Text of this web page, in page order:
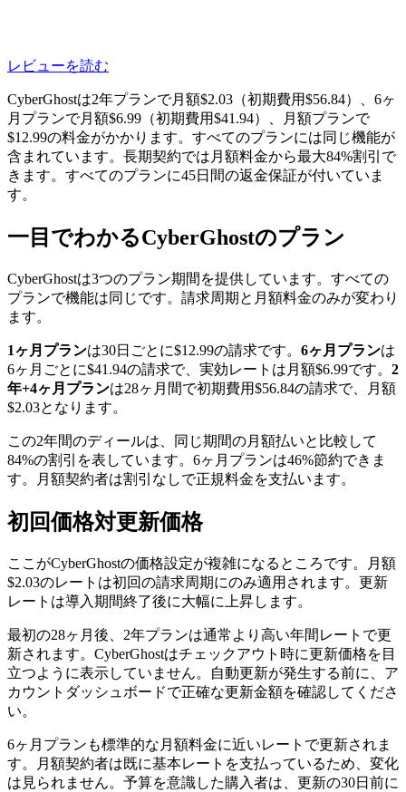
レビューを読む
CyberGhostは2年プランで月額$2.03（初期費用$56.84）、6ヶ
月プランで月額$6.99（初期費用$41.94）、月額プランで
$12.99の料金がかかります。すべてのプランには同じ機能が
含まれています。長期契約では月額料金から最大84%割引で
きます。すべてのプランに45日間の返金保証が付いていま
す。
一目でわかるCyberGhostのプラン
CyberGhostは3つのプラン期間を提供しています。すべての
プランで機能は同じです。請求周期と月額料金のみが変わり
ます。
1ヶ月プランは30日ごとに$12.99の請求です。 6ヶ月プランは
6ヶ月ごとに$41.94の請求で、実効レートは月額$6.99です。 2
年+4ヶ月プランは28ヶ月間で初期費用$56.84の請求で、月額
$2.03となります。
この2年間のディールは、同じ期間の月額払いと比較して
84%の割引を表しています。6ヶ月プランは46%節約できま
す。月額契約者は割引なしで正規料金を支払います。
初回価格対更新価格
ここがCyberGhostの価格設定が複雑になるところです。月額
$2.03のレートは初回の請求周期にのみ適用されます。更新
レートは導入期間終了後に大幅に上昇します。
最初の28ヶ月後、2年プランは通常より高い年間レートで更
新されます。CyberGhostはチェックアウト時に更新価格を目
立つように表示していません。自動更新が発生する前に、ア
カウントダッシュボードで正確な更新金額を確認してくださ
い。
6ヶ月プランも標準的な月額料金に近いレートで更新されま
す。月額契約者は既に基本レートを支払っているため、変化
は見られません。予算を意識した購入者は、更新の30日前に